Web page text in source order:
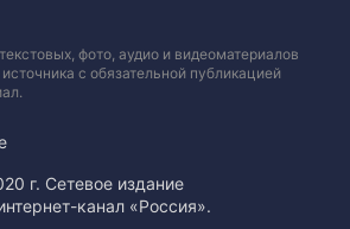
фото, аудио и видеоматериалов
с обязательной публикацией
.
г. Сетевое издание
канал «Россия».